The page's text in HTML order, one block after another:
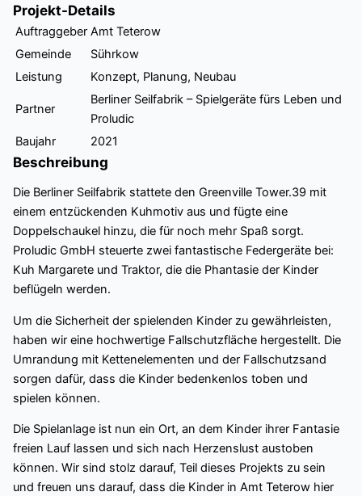
Projekt-Details
Auftraggeber Amt Teterow
Gemeinde
Sührkow
Leistung
Konzept, Planung, Neubau
Partner
Berliner Seilfabrik – Spielgeräte fürs Leben und
Proludic
Baujahr
2021
Beschreibung
Die Berliner Seilfabrik stattete den Greenville Tower.39 mit
einem entzückenden Kuhmotiv aus und fügte eine
Doppelschaukel hinzu, die für noch mehr Spaß sorgt.
Proludic GmbH steuerte zwei fantastische Federgeräte bei:
Kuh Margarete und Traktor, die die Phantasie der Kinder
beflügeln werden.
Um die Sicherheit der spielenden Kinder zu gewährleisten,
haben wir eine hochwertige Fallschutzfläche hergestellt. Die
Umrandung mit Kettenelementen und der Fallschutzsand
sorgen dafür, dass die Kinder bedenkenlos toben und
spielen können.
Die Spielanlage ist nun ein Ort, an dem Kinder ihrer Fantasie
freien Lauf lassen und sich nach Herzenslust austoben
können. Wir sind stolz darauf, Teil dieses Projekts zu sein
und freuen uns darauf, dass die Kinder in Amt Teterow hier